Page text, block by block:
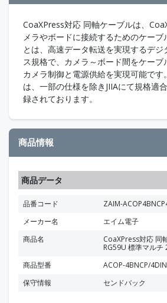
CoaXPress対応 同軸ケーブルは、
メラやボードに接続するためのケー
とは、高速データ転送を実現するデジ
ス規格で、カメラ～ボード間をケー
カメラ制御と電源供給を実現可能です
は、一部の仕様を除きJIIAにて規格適
録されております。
商品情報
商品データ
品番コード
ZAIM-
メーカー名
エイム電子
商品名
CoaXPress対応 同
RG59U 標準マルチ
商品型番
ACOP-4BNCP/
保守情報
センドバック